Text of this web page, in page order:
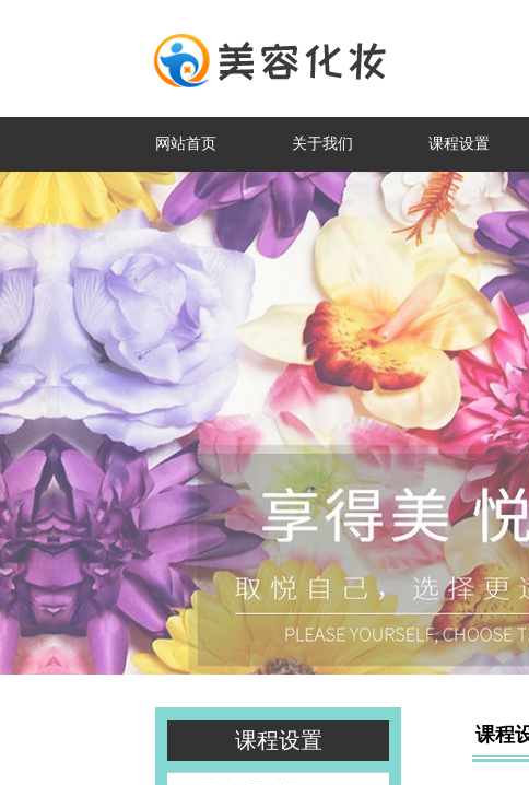
网站首页 关于我们 课程设置
课程设置 课程